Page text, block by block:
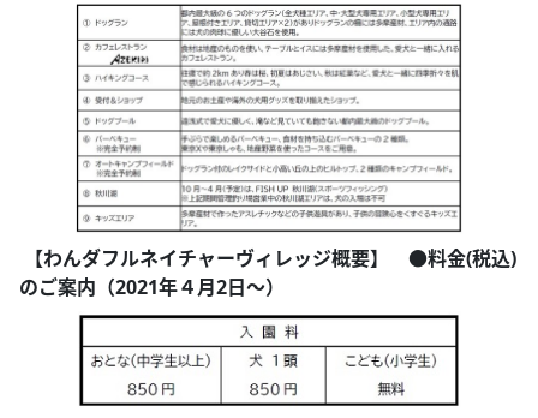
【わんダフルネイチャーヴィレッジ概要】
●料金(税込)
のご案内（2021年４月2日～）